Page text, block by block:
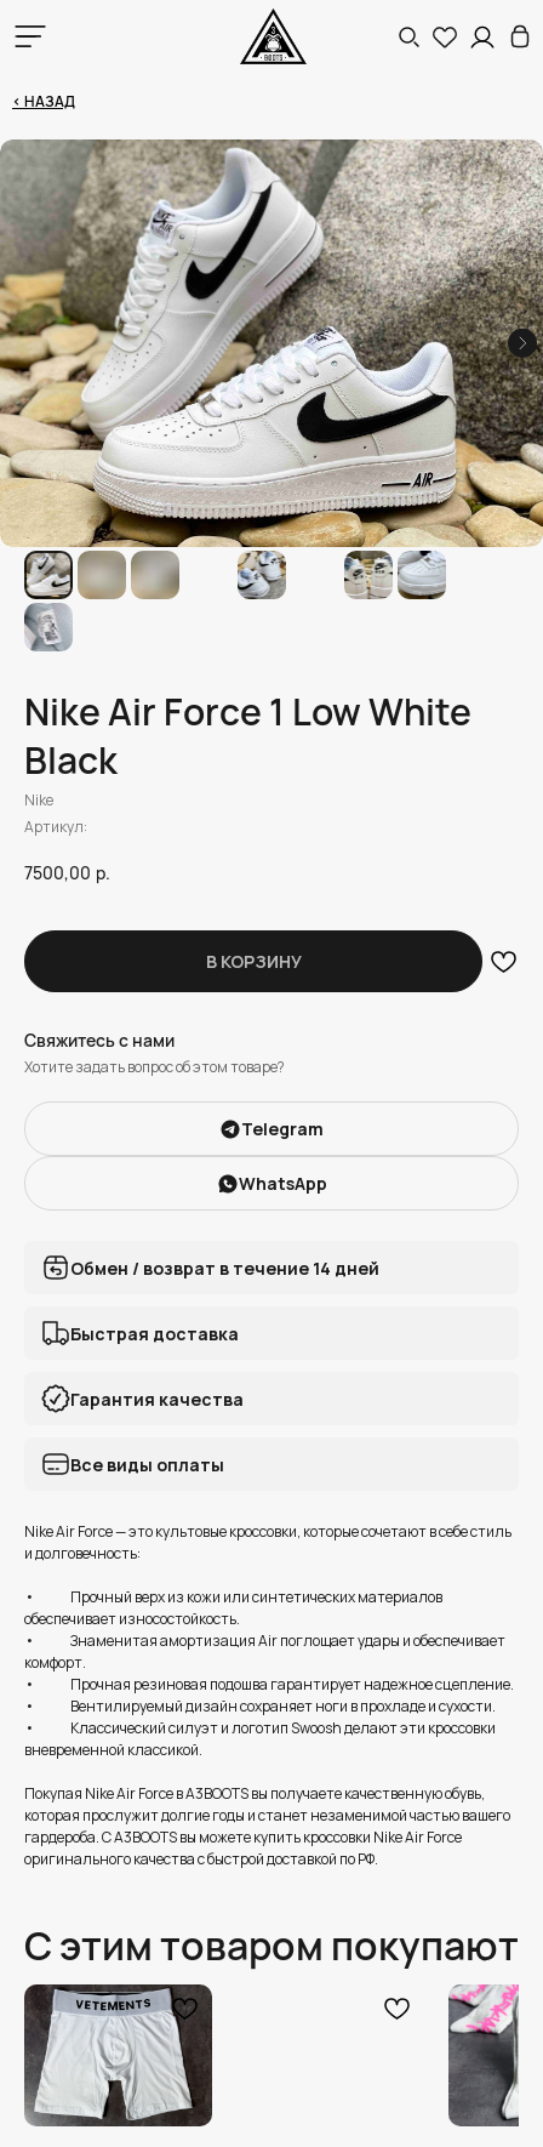
< НАЗАД
Nike Air Force 1 Low White
Black
Nike
Артикул:
7500,00 р.
В КОРЗИНУ
Свяжитесь с нами
Хотите задать вопрос об этом товаре?
Telegram
WhatsApp
Обмен / возврат в течение 14 дней
Быстрая доставка
Гарантия качества
Все виды оплаты
Nike Air Force — это культовые кроссовки, которые сочетают в себе стиль
и долговечность:
• Прочный верх из кожи или синтетических материалов
обеспечивает износостойкость.
• Знаменитая амортизация Air поглощает удары и обеспечивает
комфорт.
• Прочная резиновая подошва гарантирует надежное сцепление.
• Вентилируемый дизайн сохраняет ноги в прохладе и сухости.
• Классический силуэт и логотип Swoosh делают эти кроссовки
вневременной классикой.
Покупая Nike Air Force в A3BOOTS вы получаете качественную обувь,
которая прослужит долгие годы и станет незаменимой частью вашего
гардероба. C A3BOOTS вы можете купить кроссовки Nike Air Force
оригинального качества с быстрой доставкой по РФ.
С этим товаром покупают